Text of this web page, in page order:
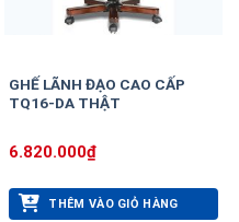
GHẾ LÃNH ĐẠO CAO CẤP
TQ16-DA THẬT
6.820.000₫
THÊM VÀO GIỎ HÀNG